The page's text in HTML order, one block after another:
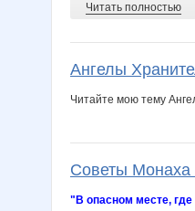
Читать полностью
Ангелы
Читайте мою тему
Советы
"В опасном месте,